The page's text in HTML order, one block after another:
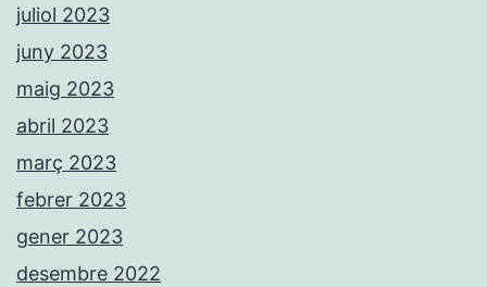
juliol 2023
juny 2023
maig 2023
abril 2023
març 2023
febrer 2023
gener 2023
desembre 2022